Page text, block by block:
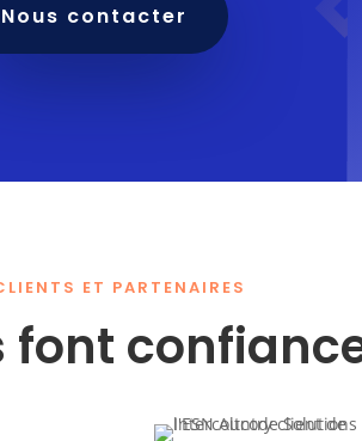
Nous contacter
ET PARTENAIRES
font